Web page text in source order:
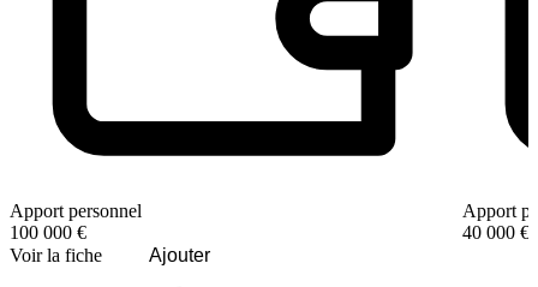
Apport personnel
100 000 €
Voir la fiche
Ajouter
Apport
40 000 €